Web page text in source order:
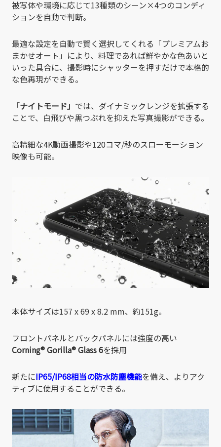
被写体や環境に応じて13種類のシーン×4つのコンディ
ションを自動で判断。
最適な設定を自動で賢く選択してくれる「プレミアムお
まかせオート」により、料理であれば鮮やかな色あいと
いった具合に、撮影時にシャッターを押すだけで本格的
な色再現ができる。
「ナイトモード」 では、ダイナミックレンジを拡張する
ことで、白飛びや黒つぶれを抑えた写真撮影ができる。
高精細な4K動画撮影や120コマ/秒のスローモーション
映像も可能。
本体サイズは157 x 69 x 8.2 mm、約151g。
フロントパネルとバックパネルには強度の高い
Corning® Gorilla® Glass 6を採用
新たにIP65/IP68相当の防水防塵機能を備え、よりアク
ティブに使用することができる。